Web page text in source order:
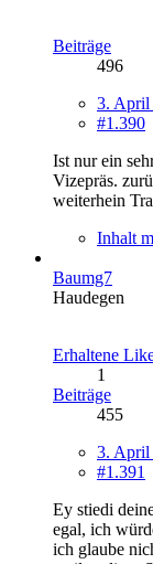
Beiträge
496
3. April
#1.390
Ist nur ein
Vizepräs.
weiterhein
Inhalt
Baumg7
Haudegen
Erhaltene
1
Beiträge
455
3. April
#1.391
Ey stiedi
egal, ich
ich glaube